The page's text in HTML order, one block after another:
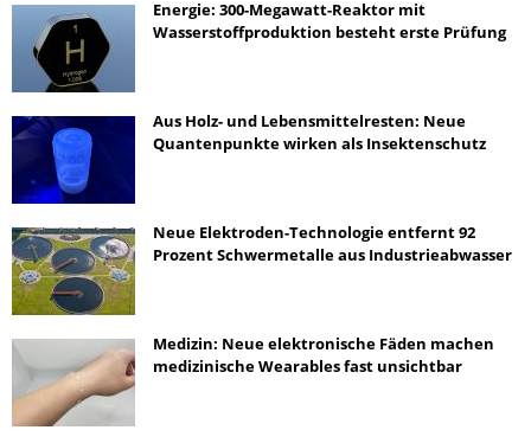
Energie: 300-Megawatt-Reaktor mit
Wasserstoffproduktion besteht erste Prüfung
Aus Holz- und Lebensmittelresten: Neue
Quantenpunkte wirken als Insektenschutz
Neue Elektroden-Technologie entfernt 92
Prozent Schwermetalle aus Industrieabwasser
Medizin: Neue elektronische Fäden machen
medizinische Wearables fast unsichtbar